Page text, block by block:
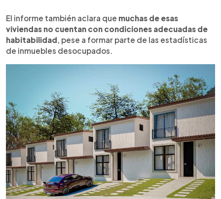
El informe también aclara que muchas de esas
viviendas no cuentan con condiciones adecuadas de
habitabilidad, pese a formar parte de las estadísticas
de inmuebles desocupados.